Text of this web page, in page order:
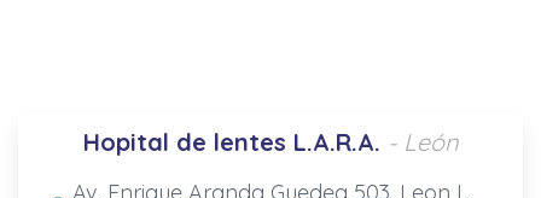
Hopital de lentes L.A.R.A. - León
Av. Enrique Aranda Guedea 503, Leon I,